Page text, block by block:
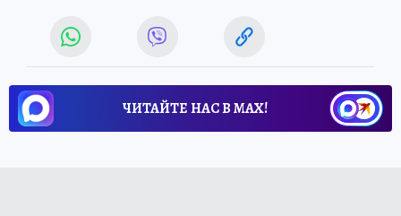
ЧИТАЙТЕ НАС В МАХ!